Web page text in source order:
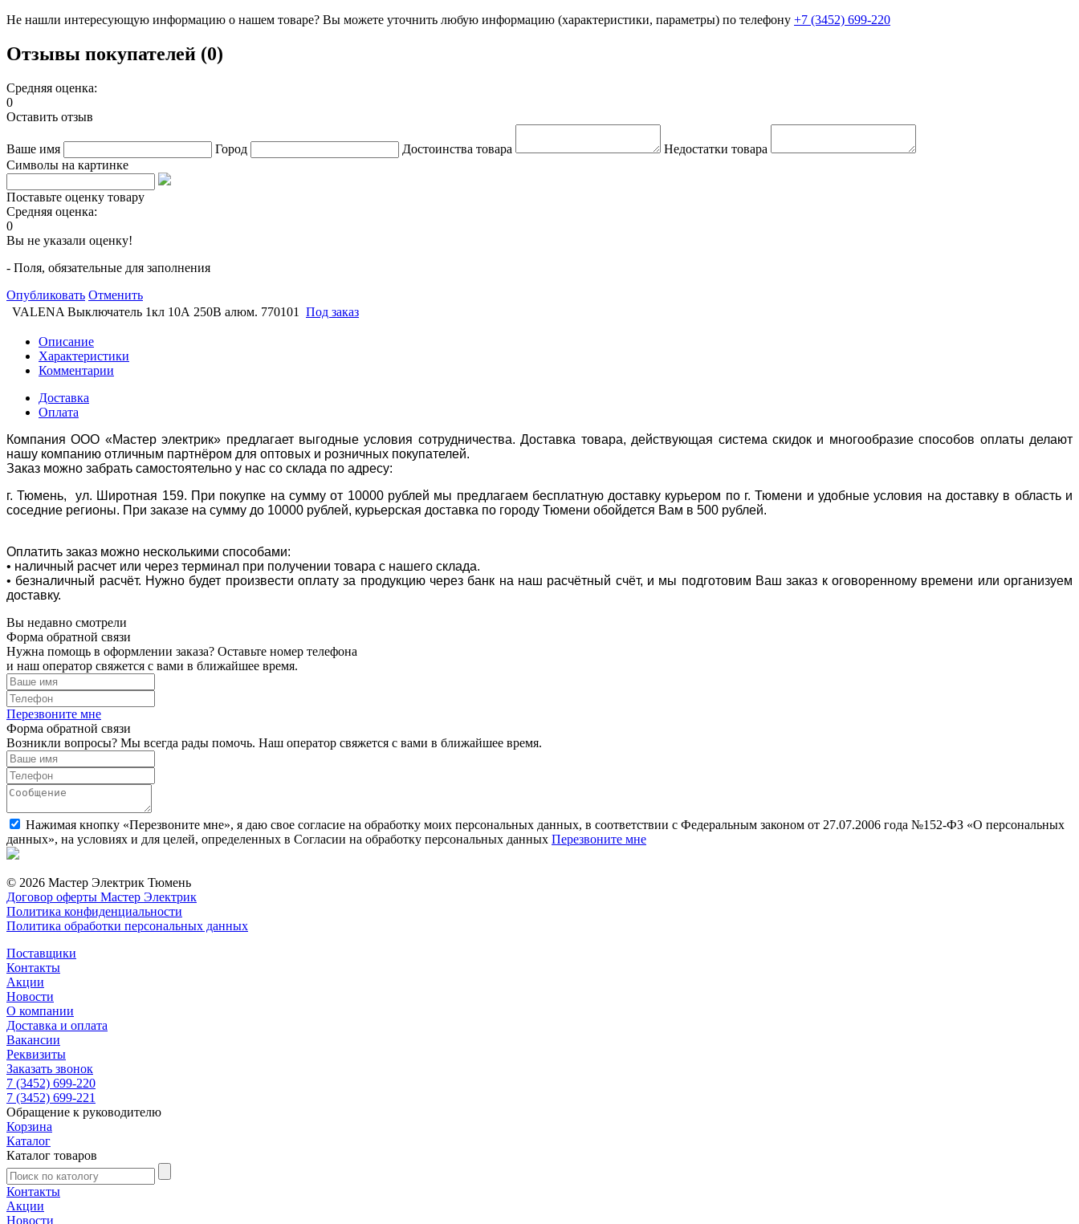
Не нашли интересующую информацию о нашем товаре? Вы можете уточнить любую информацию (характеристики, параметры) по телефону +7 (3452) 699-220
Отзывы покупателей (0)
Средняя оценка:
0
Оставить отзыв
Ваше имя Город Достоинства товара
Недостатки товара
Символы на картинке
Поставьте оценку товару
Средняя оценка:
0
Вы не указали оценку!
- Поля, обязательные для заполнения
Опубликовать Отменить
VALENA Выключатель 1кл 10А 250В алюм. 770101
Под заказ
Описание
Характеристики
Комментарии
Доставка
Оплата
Компания ООО «Мастер электрик» предлагает выгодные условия сотрудничества. Доставка товара, действующая система скидок и многообразие способов оплаты делают
нашу компанию отличным партнёром для оптовых и розничных покупателей.
Заказ можно забрать самостоятельно у нас со склада по адресу:
г. Тюмень, ул. Широтная 159. При покупке на сумму от 10000 рублей мы предлагаем бесплатную доставку курьером по г. Тюмени и удобные условия на доставку в область и
соседние регионы. При заказе на сумму до 10000 рублей, курьерская доставка по городу Тюмени обойдется Вам в 500 рублей.
Оплатить заказ можно несколькими способами:
• наличный расчет или через терминал при получении товара с нашего склада.
• безналичный расчёт. Нужно будет произвести оплату за продукцию через банк на наш расчётный счёт, и мы подготовим Ваш заказ к оговоренному времени или организуем
доставку.
Вы недавно смотрели
Форма обратной связи
Нужна помощь в оформлении заказа? Оставьте номер телефона
и наш оператор свяжется с вами в ближайшее время.
Перезвоните мне
Форма обратной связи
Возникли вопросы? Мы всегда рады помочь. Наш оператор свяжется с вами в ближайшее время.
Нажимая кнопку «Перезвоните мне», я даю свое согласие на обработку моих персональных данных, в соответствии с Федеральным законом от 27.07.2006 года №152-ФЗ «О персональных
данных», на условиях и для целей, определенных в Согласии на обработку персональных данных Перезвоните мне
© 2026 Мастер Электрик Тюмень
Договор оферты Мастер Электрик
Политика конфиденциальности
Политика обработки персональных данных
Поставщики
Контакты
Акции
Новости
О компании
Доставка и оплата
Вакансии
Реквизиты
Заказать звонок
7 (3452) 699-220
7 (3452) 699-221
Обращение к руководителю
Корзина
Каталог
Каталог товаров
Контакты
Акции
Новости